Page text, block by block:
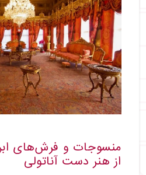
منسوجات و فرش‌های
از هنر دست آناتولی